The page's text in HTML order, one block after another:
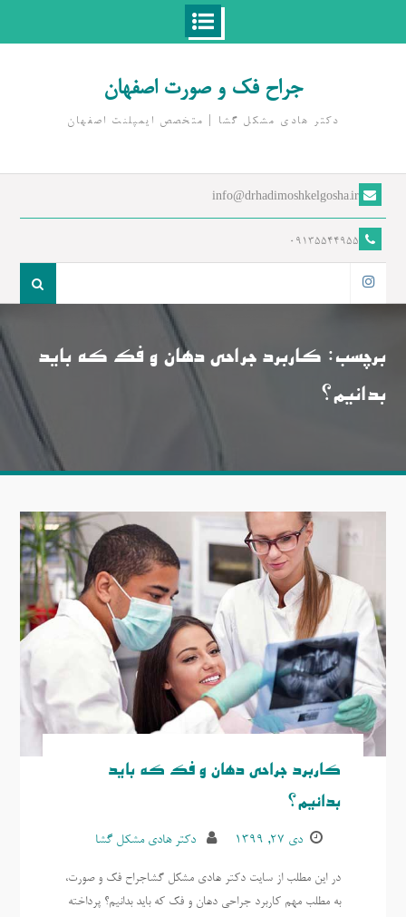
جراح فک و صورت اصفهان
دکتر هادی مشکل گشا | متخصص ايمپلنت اصفهان
info@drhadimoshkelgosha.ir
09135544955
برچسب: کاربرد جراحی دهان و فک که باید
بدانیم؟
کاربرد جراحی دهان و فک که باید
بدانیم؟
دی ۲۷, ۱۳۹۹ دکتر هادی مشکل گشا
در این مطلب از سایت دکتر هادی مشکل گشاجراح فک و صورت،
به مطلب مهم کاربرد جراحی دهان و فک که باید بدانیم؟ پرداخته